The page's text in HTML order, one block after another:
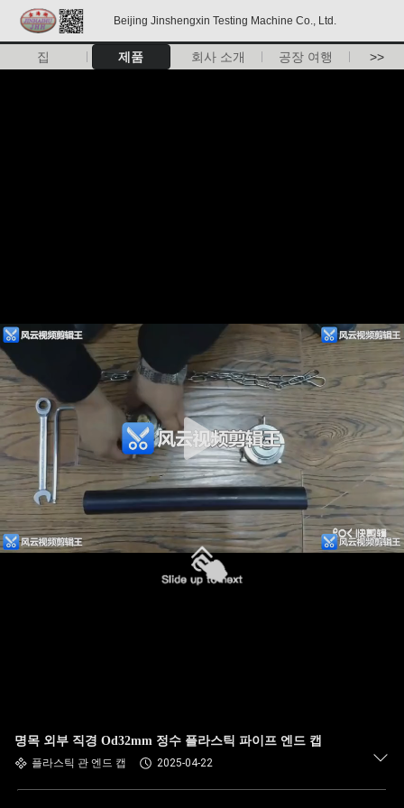
Beijing Jinshengxin Testing Machine Co., Ltd.
집 제품 회사 소개 공장 여행 >>
명목 외부 직경 Od32mm 정수 플라스틱 파이프 엔드 캡
플라스틱 관 엔드 캡 2025-04-22